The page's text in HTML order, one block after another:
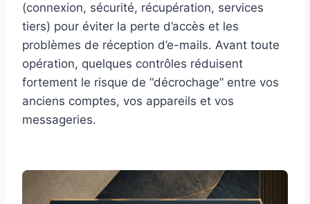
(connexion, sécurité, récupération, services
tiers) pour éviter la perte d’accès et les
problèmes de réception d’e-mails. Avant toute
opération, quelques contrôles réduisent
fortement le risque de “décrochage” entre vos
anciens comptes, vos appareils et vos
messageries.